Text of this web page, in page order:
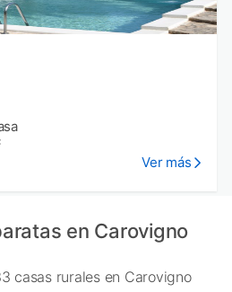
Ver más
en Carovigno
casas rurales en Carovigno